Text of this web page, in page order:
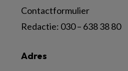
Adres
Contactformulier
Redactie: 030 – 638 38 80